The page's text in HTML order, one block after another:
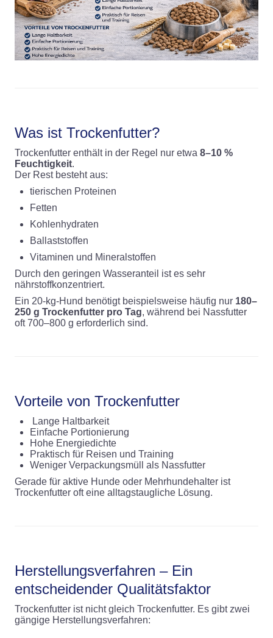
Was ist Trockenfutter?
Trockenfutter enthält in der Regel nur etwa 8–10 %
Feuchtigkeit.
Der Rest besteht aus:
tierischen Proteinen
Fetten
Kohlenhydraten
Ballaststoffen
Vitaminen und Mineralstoffen
Durch den geringen Wasseranteil ist es sehr
nährstoffkonzentriert.
Ein 20-kg-Hund benötigt beispielsweise häufig nur 180–
250 g Trockenfutter pro Tag, während bei Nassfutter
oft 700–800 g erforderlich sind.
Vorteile von Trockenfutter
Lange Haltbarkeit
Einfache Portionierung
Hohe Energiedichte
Praktisch für Reisen und Training
Weniger Verpackungsmüll als Nassfutter
Gerade für aktive Hunde oder Mehrhundehalter ist
Trockenfutter oft eine alltagstaugliche Lösung.
Herstellungsverfahren – Ein
entscheidender Qualitätsfaktor
Trockenfutter ist nicht gleich Trockenfutter. Es gibt zwei
gängige Herstellungsverfahren: